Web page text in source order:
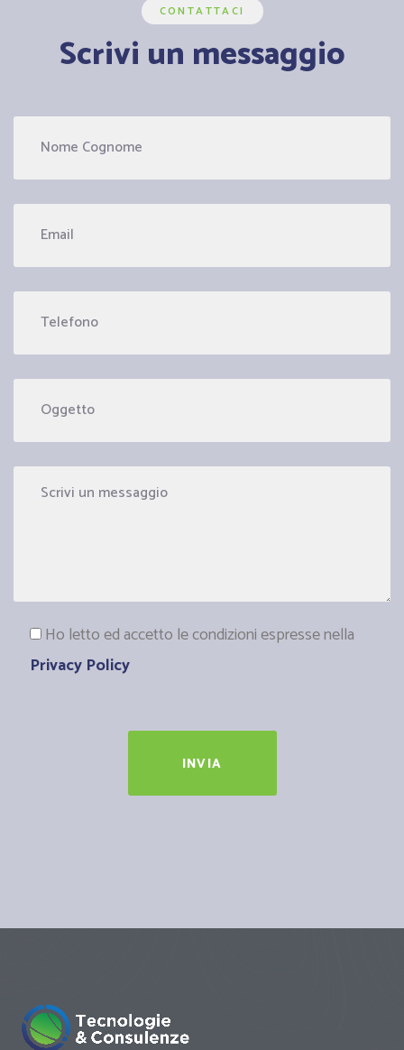
CONTATTACI
Scrivi un messaggio
Ho letto ed accetto le condizioni espresse nella
Privacy Policy
INVIA